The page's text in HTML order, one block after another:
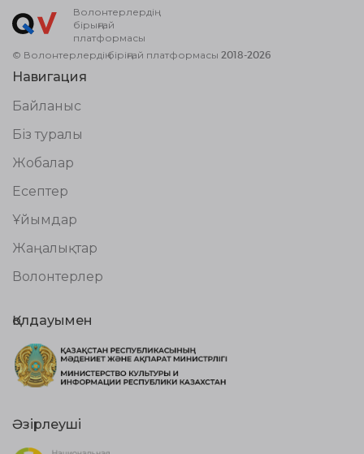
Волонтерлердің
бірыңғай
платформасы
© Волонтерлердің біріңғай платформасы 2018-2026
Навигация
Байланыс
Біз туралы
Жобалар
Есептер
Ұйымдар
Жаңалықтар
Волонтерлер
Қолдауымен
Әзірлеуші